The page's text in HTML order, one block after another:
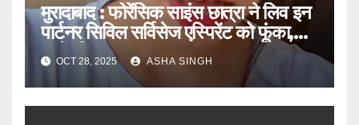
मुरादाबाद : फोरेंसिक साइंस छात्रा ने लिव इन
पार्टनर सिविल सर्विसेज एस्पिरेंट को फूंका,
जानें, फिर क्या हुआ…
OCT 28, 2025 ASHA SINGH